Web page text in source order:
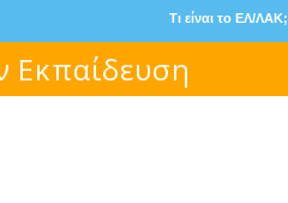
Τι είναι το ΕΛ/ΛΑΚ;
Εκπαίδευση